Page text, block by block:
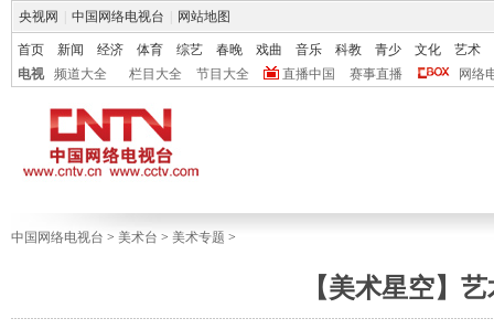
央视网 中国网络电视台 网站地图
首页 新闻 经济 体育 综艺 春晚 戏曲 音乐 科教 青少 文化
艺术
电视
频道大全 栏目大全 节目大全 直播中国 赛事直播 网络
中国网络电视台 > 美术台 > 美术专题 >
【美术星空】